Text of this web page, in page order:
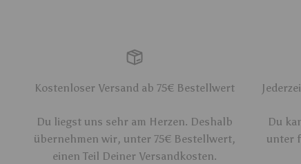
Kostenloser Versand ab 75€ Bestellwert
Du liegst uns sehr am Herzen. Deshalb
übernehmen wir, unter 75€ Bestellwert,
einen Teil Deiner Versandkosten.
Du
unter